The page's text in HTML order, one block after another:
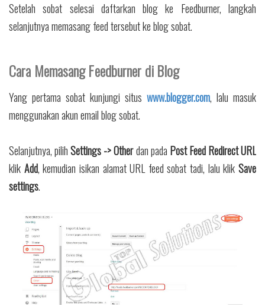
Setelah sobat selesai daftarkan blog ke Feedburner, langkah
selanjutnya memasang feed tersebut ke blog sobat.
Cara Memasang Feedburner di Blog
Yang pertama sobat kunjungi situs www.blogger.com, lalu masuk
menggunakan akun email blog sobat.
Selanjutnya, pilihSettings -> Otherdan pada Post Feed Redirect URL
klik Add, kemudian isikan alamat URL feed sobat tadi, lalu klikSave
settings.